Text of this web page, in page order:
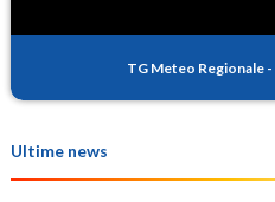
TG Meteo Regionale -
Ultime news